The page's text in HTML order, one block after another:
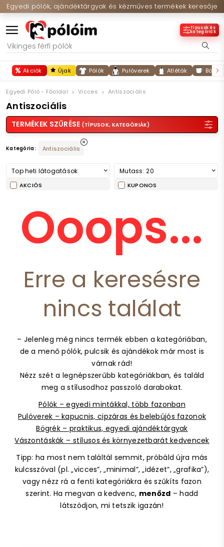
Egyedi pólók, ajándéktárgyak és kézműves termékek keresője
Típusok és
kategóriák
Akciók Újak Pólók Pulóverek Atléták
Egyedi Póló - Főoldal Vicces Antiszociális
Antiszociális
TERMÉKEK SZŰRÉSE (TÍPUSOK, KATEGÓRIÁK)
Kategória: Antiszociális
Top heti látogatások Mutass: 20
AKCIÓS KUPONOS
Ooops...
Erre a keresésre
nincs találat
– Jelenleg még nincs termék ebben a kategóriában,
de a menő pólók, pulcsik és ajándékok már most is
várnak rád!
Nézz szét a legnépszerűbb kategóriákban, és találd
meg a stílusodhoz passzoló darabokat.
Pólók – egyedi mintákkal, több fazonban
Pulóverek – kapucnis, cipzáras és belebújós fazonok
Bögrék – praktikus, egyedi ajándéktárgyak
Vászontáskák – stílusos és környezetbarát kedvencek
Tipp: ha most nem találtál semmit, próbáld újra más
kulcsszóval (pl. „vicces”, „minimal”, „idézet”, „grafika”),
vagy nézz rá a fenti kategóriákra és szűkíts fazon
szerint. Ha megvan a kedvenc, menőzd – hadd
látszódjon, mi tetszik igazán!